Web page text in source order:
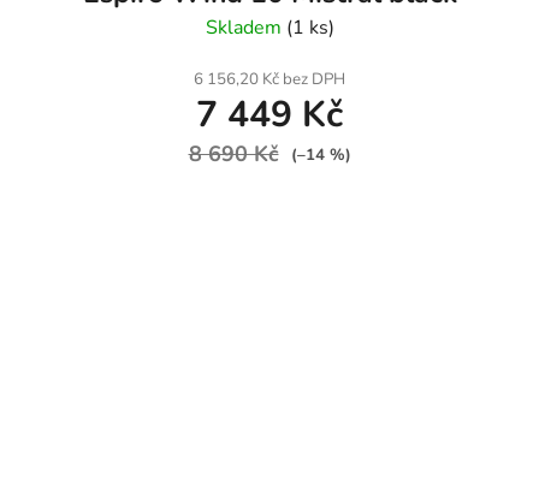
Skladem (1 ks)
6 156,20 Kč bez DPH
7 449 Kč
8 690 Kč (–14 %)